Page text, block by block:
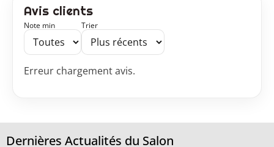
Avis clients
Note min Trier
Erreur chargement avis.
Dernières Actualités du Salon